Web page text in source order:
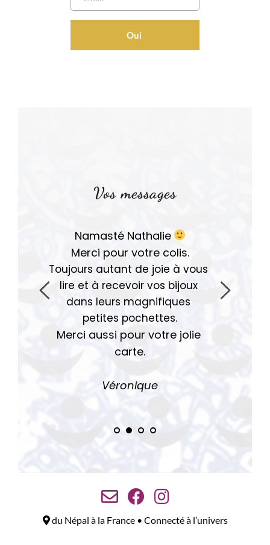
Oui
Vos messages
Namasté Nathalie
Merci pour votre colis.
Toujours autant de joie à vous
lire et à recevoir vos bijoux
dans leurs magnifiques
petites pochettes.
Merci aussi pour votre jolie
carte.
Véronique
du Népal à la France • Connecté à l’univers